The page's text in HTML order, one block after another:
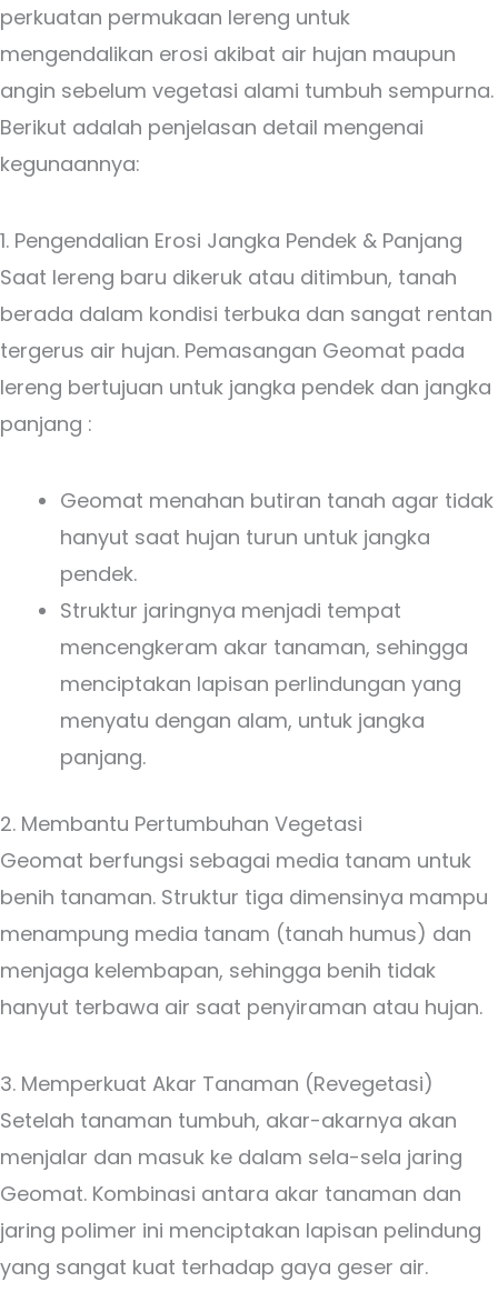
perkuatan permukaan lereng untuk
mengendalikan erosi akibat air hujan maupun
angin sebelum vegetasi alami tumbuh sempurna.
Berikut adalah penjelasan detail mengenai
kegunaannya:
1. Pengendalian Erosi Jangka Pendek & Panjang
Saat lereng baru dikeruk atau ditimbun, tanah
berada dalam kondisi terbuka dan sangat rentan
tergerus air hujan. Pemasangan Geomat pada
lereng bertujuan untuk jangka pendek dan jangka
panjang :
Geomat menahan butiran tanah agar tidak
hanyut saat hujan turun untuk jangka
pendek.
Struktur jaringnya menjadi tempat
mencengkeram akar tanaman, sehingga
menciptakan lapisan perlindungan yang
menyatu dengan alam, untuk jangka
panjang.
2. Membantu Pertumbuhan Vegetasi
Geomat berfungsi sebagai media tanam untuk
benih tanaman. Struktur tiga dimensinya mampu
menampung media tanam (tanah humus) dan
menjaga kelembapan, sehingga benih tidak
hanyut terbawa air saat penyiraman atau hujan.
3. Memperkuat Akar Tanaman (Revegetasi)
Setelah tanaman tumbuh, akar-akarnya akan
menjalar dan masuk ke dalam sela-sela jaring
Geomat. Kombinasi antara akar tanaman dan
jaring polimer ini menciptakan lapisan pelindung
yang sangat kuat terhadap gaya geser air.